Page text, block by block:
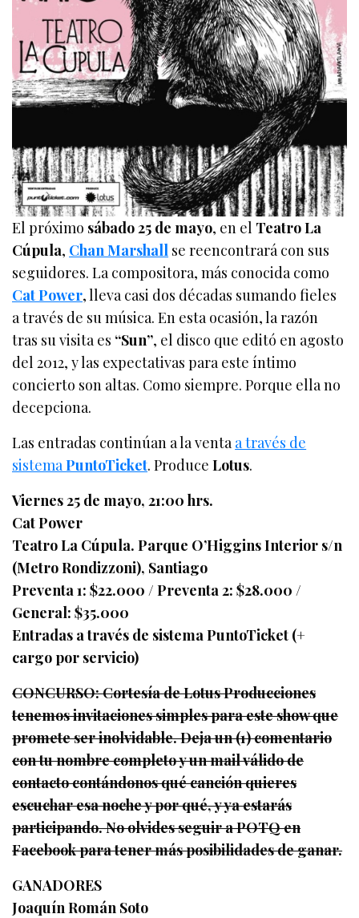
El próximo sábado 25 de mayo, en el Teatro La
Cúpula, Chan Marshall se reencontrará con sus
seguidores. La compositora, más conocida como
Cat Power, lleva casi dos décadas sumando fieles
a través de su música. En esta ocasión, la razón
tras su visita es “Sun”, el disco que editó en agosto
del 2012, y las expectativas para este íntimo
concierto son altas. Como siempre. Porque ella no
decepciona.
Las entradas continúan a la ventaa través de
sistemaPuntoTicket. ProduceLotus.
Viernes 25 de mayo, 21:00 hrs.
Cat Power
Teatro La Cúpula. Parque O’Higgins Interior s/n
(Metro Rondizzoni), Santiago
Preventa 1: $22.000 / Preventa 2: $28.000 /
General: $35.000
Entradas a través de sistema PuntoTicket (+
cargo por servicio)
CONCURSO: Cortesía de Lotus Producciones
tenemos invitaciones simples para este show que
promete ser inolvidable. Deja un (1) comentario
con tu nombre completo y un mail válido de
contacto contándonos qué canción quieres
escuchar esa noche y por qué, y ya estarás
participando. No olvides seguir a POTQ en
Facebook para tener más posibilidades de ganar.
GANADORES
Joaquín Román Soto